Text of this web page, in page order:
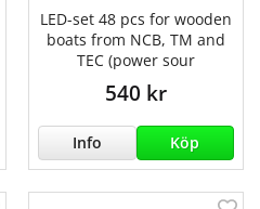
LED-set 48 pcs for wooden
boats from NCB, TM and
TEC (power sour
540 kr
Info Köp